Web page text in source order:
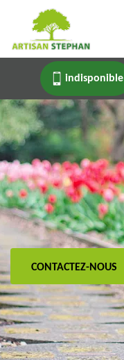
indisponible
CONTACTEZ-NOUS